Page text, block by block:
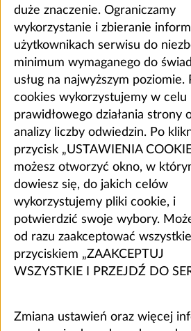
duże znaczenie. Ograniczamy
wykorzystanie i zbieranie
użytkownikach serwisu do
minimum wymaganego do
usług na najwyższym poziomie.
cookies wykorzystujemy w celu
prawidłowego działania strony
analizy liczby odwiedzin. Po
przycisk „USTAWIENIA
możesz otworzyć okno, w
dowiesz się, do jakich celów
wykorzystujemy pliki cookie, i
potwierdzić swoje wybory.
od razu zaakceptować
przyciskiem „ZAAKCEPTUJ
WSZYSTKIE I PRZEJDŹ DO
Zmiana ustawień oraz więcej